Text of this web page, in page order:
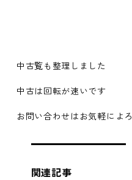
中古覧も整理しました
中古は回転が速いです
お問い合わせはお気軽によ
関連記事